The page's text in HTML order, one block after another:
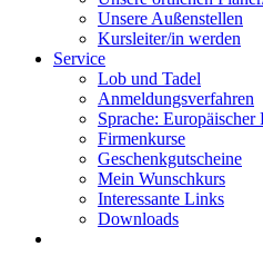
Unsere Außenstellen
Kursleiter/in werden
Service
Lob und Tadel
Anmeldungsverfahren
Sprache: Europäischer
Firmenkurse
Geschenkgutscheine
Mein Wunschkurs
Interessante Links
Downloads